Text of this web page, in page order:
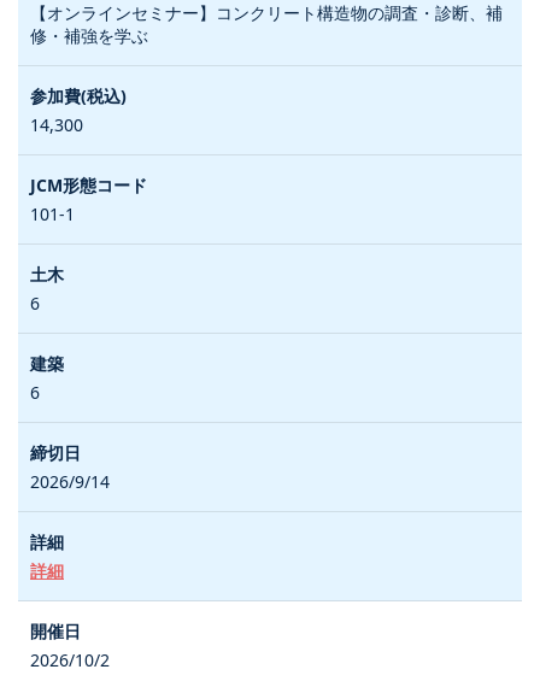
【オンラインセミナー】コンクリート構造物の調査・診断、補
修・補強を学ぶ
14,300
101-1
6
6
2026/9/14
詳細
2026/10/2